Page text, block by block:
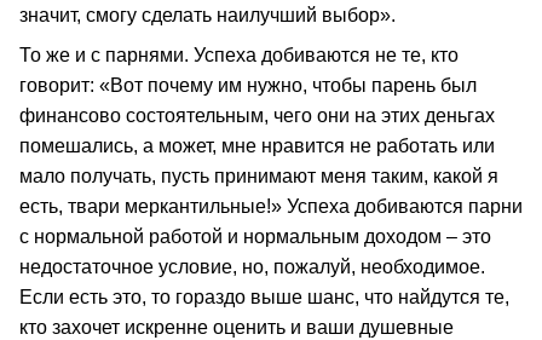
значит, смогу сделать наилучший выбор».
То же и с парнями. Успеха добиваются не те, кто
говорит: «Вот почему им нужно, чтобы парень был
финансово состоятельным, чего они на этих деньгах
помешались, а может, мне нравится не работать или
мало получать, пусть принимают меня таким, какой я
есть, твари меркантильные!» Успеха добиваются парни
с нормальной работой и нормальным доходом – это
недостаточное условие, но, пожалуй, необходимое.
Если есть это, то гораздо выше шанс, что найдутся те,
кто захочет искренне оценить и ваши душевные